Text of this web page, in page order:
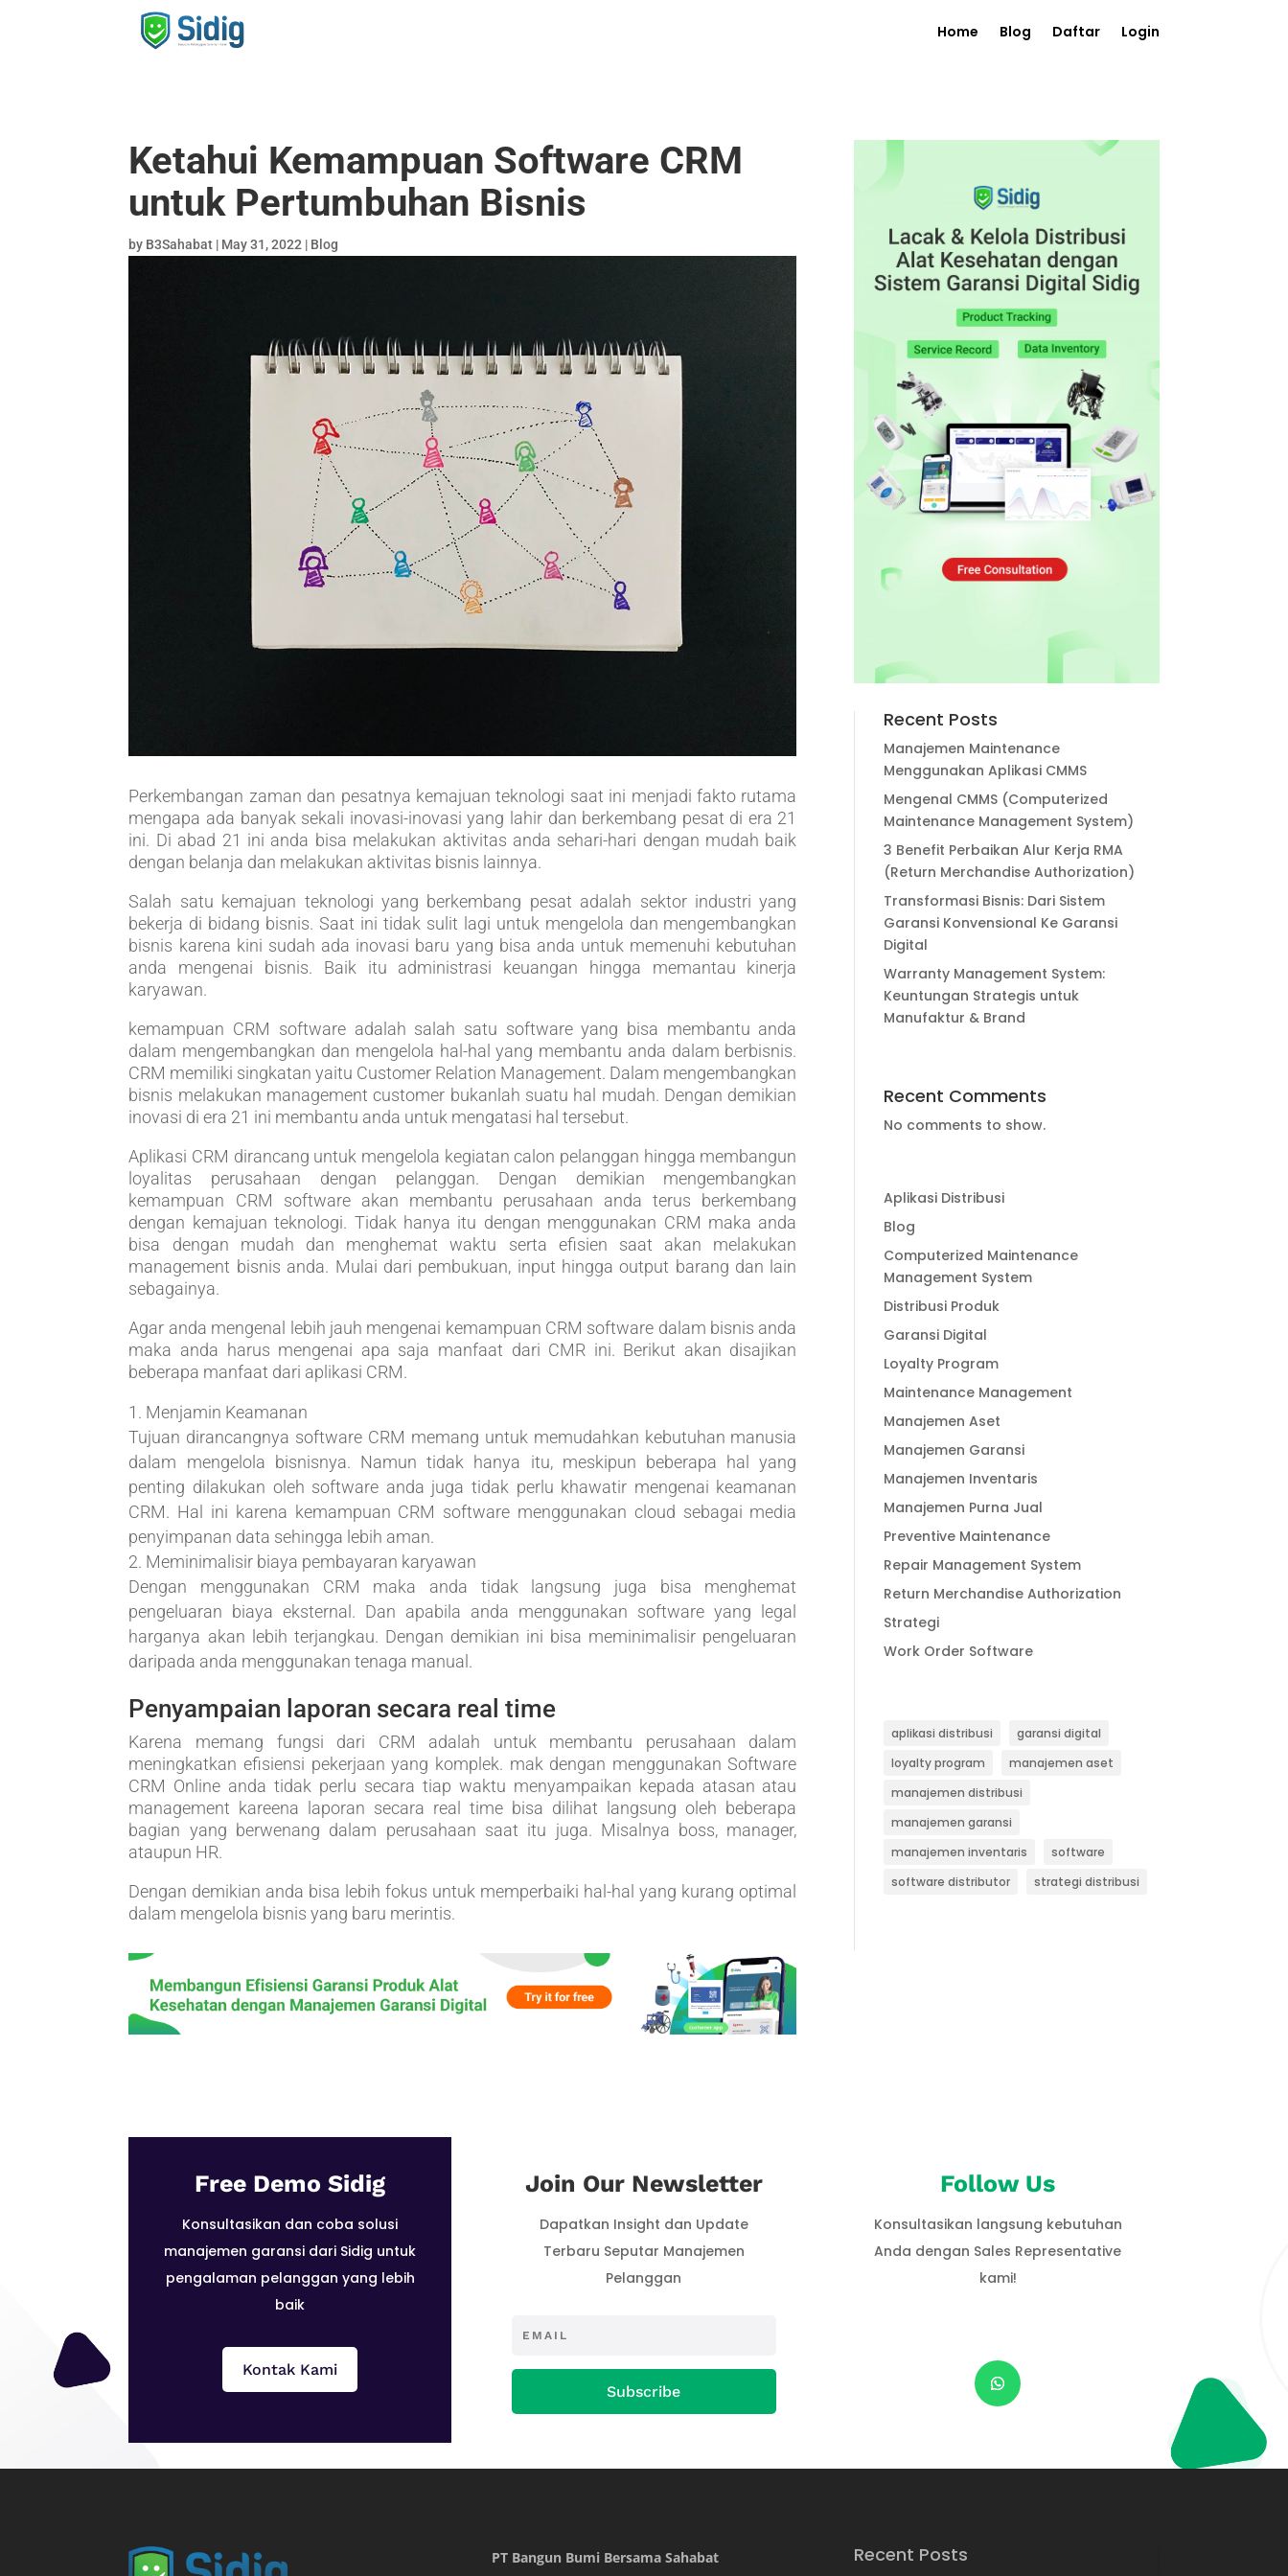
Home Blog Daftar Login
Ketahui Kemampuan Software CRM
untuk Pertumbuhan Bisnis
by B3Sahabat | May 31, 2022 | Blog
Perkembangan zaman dan pesatnya kemajuan teknologi saat ini menjadi fakto rutama
mengapa ada banyak sekali inovasi-inovasi yang lahir dan berkembang pesat di era 21
ini. Di abad 21 ini anda bisa melakukan aktivitas anda sehari-hari dengan mudah baik
dengan belanja dan melakukan aktivitas bisnis lainnya.
Salah satu kemajuan teknologi yang berkembang pesat adalah sektor industri yang
bekerja di bidang bisnis. Saat ini tidak sulit lagi untuk mengelola dan mengembangkan
bisnis karena kini sudah ada inovasi baru yang bisa anda untuk memenuhi kebutuhan
anda mengenai bisnis. Baik itu administrasi keuangan hingga memantau kinerja
karyawan.
kemampuan CRM software adalah salah satu software yang bisa membantu anda
dalam mengembangkan dan mengelola hal-hal yang membantu anda dalam berbisnis.
CRM memiliki singkatan yaitu Customer Relation Management. Dalam mengembangkan
bisnis melakukan management customer bukanlah suatu hal mudah. Dengan demikian
inovasi di era 21 ini membantu anda untuk mengatasi hal tersebut.
Aplikasi CRM dirancang untuk mengelola kegiatan calon pelanggan hingga membangun
loyalitas perusahaan dengan pelanggan. Dengan demikian mengembangkan
kemampuan CRM software akan membantu perusahaan anda terus berkembang
dengan kemajuan teknologi. Tidak hanya itu dengan menggunakan CRM maka anda
bisa dengan mudah dan menghemat waktu serta efisien saat akan melakukan
management bisnis anda. Mulai dari pembukuan, input hingga output barang dan lain
sebagainya.
Agar anda mengenal lebih jauh mengenai kemampuan CRM software dalam bisnis anda
maka anda harus mengenai apa saja manfaat dari CMR ini. Berikut akan disajikan
beberapa manfaat dari aplikasi CRM.
Menjamin Keamanan
Tujuan dirancangnya software CRM memang untuk memudahkan kebutuhan manusia
dalam mengelola bisnisnya. Namun tidak hanya itu, meskipun beberapa hal yang
penting dilakukan oleh software anda juga tidak perlu khawatir mengenai keamanan
CRM. Hal ini karena kemampuan CRM software menggunakan cloud sebagai media
penyimpanan data sehingga lebih aman.
Meminimalisir biaya pembayaran karyawan
Dengan menggunakan CRM maka anda tidak langsung juga bisa menghemat
pengeluaran biaya eksternal. Dan apabila anda menggunakan software yang legal
harganya akan lebih terjangkau. Dengan demikian ini bisa meminimalisir pengeluaran
daripada anda menggunakan tenaga manual.
Penyampaian laporan secara real time
Karena memang fungsi dari CRM adalah untuk membantu perusahaan dalam
meningkatkan efisiensi pekerjaan yang komplek. mak dengan menggunakan Software
CRM Online anda tidak perlu secara tiap waktu menyampaikan kepada atasan atau
management kareena laporan secara real time bisa dilihat langsung oleh beberapa
bagian yang berwenang dalam perusahaan saat itu juga. Misalnya boss, manager,
ataupun HR.
Dengan demikian anda bisa lebih fokus untuk memperbaiki hal-hal yang kurang optimal
dalam mengelola bisnis yang baru merintis.
Recent Posts
Manajemen Maintenance
Menggunakan Aplikasi CMMS
Mengenal CMMS (Computerized
Maintenance Management System)
3 Benefit Perbaikan Alur Kerja RMA
(Return Merchandise Authorization)
Transformasi Bisnis: Dari Sistem
Garansi Konvensional Ke Garansi
Digital
Warranty Management System:
Keuntungan Strategis untuk
Manufaktur & Brand
Recent Comments
No comments to show.
Aplikasi Distribusi
Blog
Computerized Maintenance
Management System
Distribusi Produk
Garansi Digital
Loyalty Program
Maintenance Management
Manajemen Aset
Manajemen Garansi
Manajemen Inventaris
Manajemen Purna Jual
Preventive Maintenance
Repair Management System
Return Merchandise Authorization
Strategi
Work Order Software
aplikasi distribusi
garansi digital
loyalty program
manajemen aset
manajemen distribusi
manajemen garansi
manajemen inventaris
software
software distributor
strategi distribusi
Free Demo Sidig
Konsultasikan dan coba solusi
manajemen garansi dari Sidig untuk
pengalaman pelanggan yang lebih
baik
Kontak Kami
Join Our Newsletter
Dapatkan Insight dan Update
Terbaru Seputar Manajemen
Pelanggan
Subscribe
Follow Us
Konsultasikan langsung kebutuhan
Anda dengan Sales Representative
kami!
PT Bangun Bumi Bersama Sahabat Recent Posts